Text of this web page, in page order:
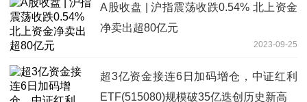
A股收盘 | 沪指震荡收跌0.54% 北上资金
净卖出超80亿元
2023-09-25
超3亿资金接连6日加码增仓，中证红利
ETF(515080)规模破35亿迭创历史新高